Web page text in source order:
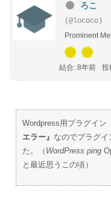
ろこ
(@lococo)
Prominent
結合: 8年前 投
Wordpress用プラグイン
エラー』 なのでプラグ
た。（ WordPress ping
と最近思うこの頃）